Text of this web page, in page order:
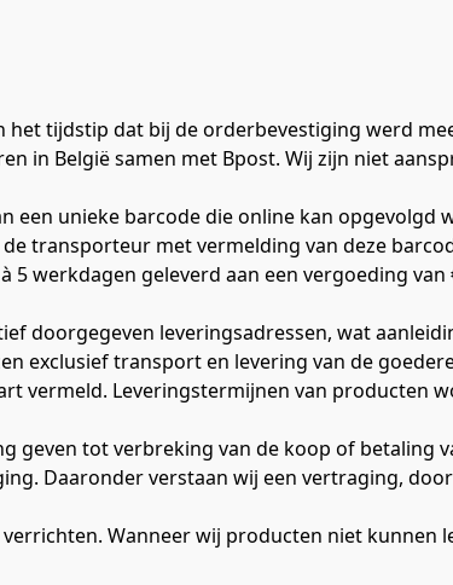
het tijdstip dat bij de orderbevestiging werd
in België samen met Bpost. Wij zijn niet
een unieke barcode die online kan
transporteur met vermelding van deze
5 werkdagen geleverd aan een vergoeding
doorgegeven leveringsadressen, wat
exclusief transport en levering van de
vermeld. Leveringstermijnen van producten
geven tot verbreking van de koop of betaling
Daaronder verstaan wij een vertraging,
Wanneer wij producten niet kunnen